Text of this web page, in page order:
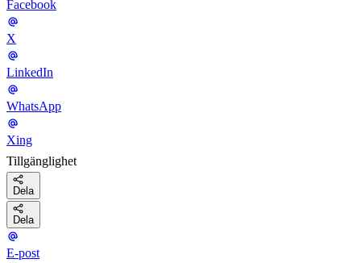
Facebook
X
LinkedIn
WhatsApp
Xing
Tillgänglighet
Dela
Dela
E-post